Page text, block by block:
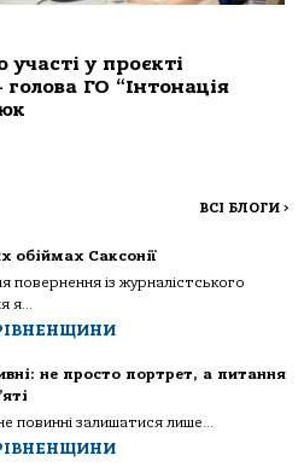
у проєкті
ГО “Інтонація
ВСІ БЛОГИ >
обіймах Саксонії
повернення із журналістського
я...
не просто портрет, а питання
повинні залишатися лише...